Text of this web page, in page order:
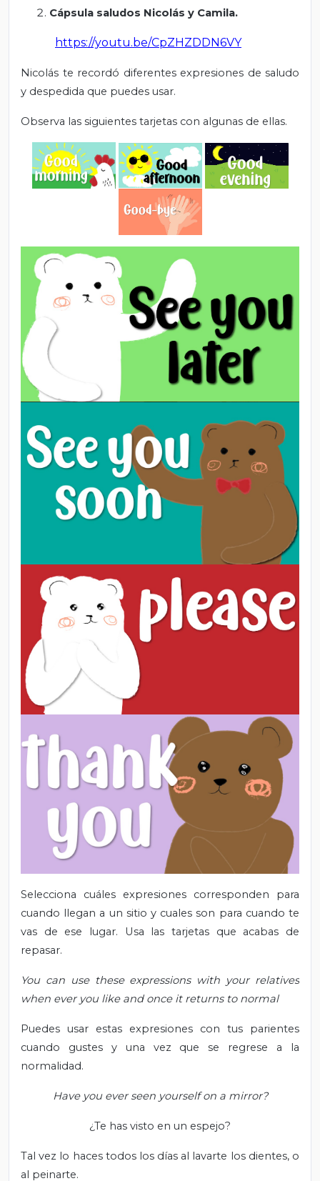
Cápsula saludos Nicolás y Camila.
https://youtu.be/CpZHZDDN6VY
Nicolás te recordó diferentes expresiones de saludo
y despedida que puedes usar.
Observa las siguientes tarjetas con algunas de ellas.
Selecciona cuáles expresiones corresponden para
cuando llegan a un sitio y cuales son para cuando te
vas de ese lugar. Usa las tarjetas que acabas de
repasar.
You can use these expressions with your relatives
when ever you like and once it returns to normal
Puedes usar estas expresiones con tus parientes
cuando gustes y una vez que se regrese a la
normalidad.
Have you ever seen yourself on a mirror?
¿Te has visto en un espejo?
Tal vez lo haces todos los días al lavarte los dientes, o
al peinarte.